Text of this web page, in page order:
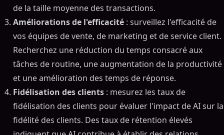
de la taille moyenne des transactions.
Améliorations de l'efficacité : surveillez l'efficacité de
vos équipes de vente, de marketing et de service client.
Recherchez une réduction du temps consacré aux
tâches de routine, une augmentation de la productivité
et une amélioration des temps de réponse.
Fidélisation des clients : mesurez les taux de
fidélisation des clients pour évaluer l'impact de AI sur la
fidélité des clients. Des taux de rétention élevés